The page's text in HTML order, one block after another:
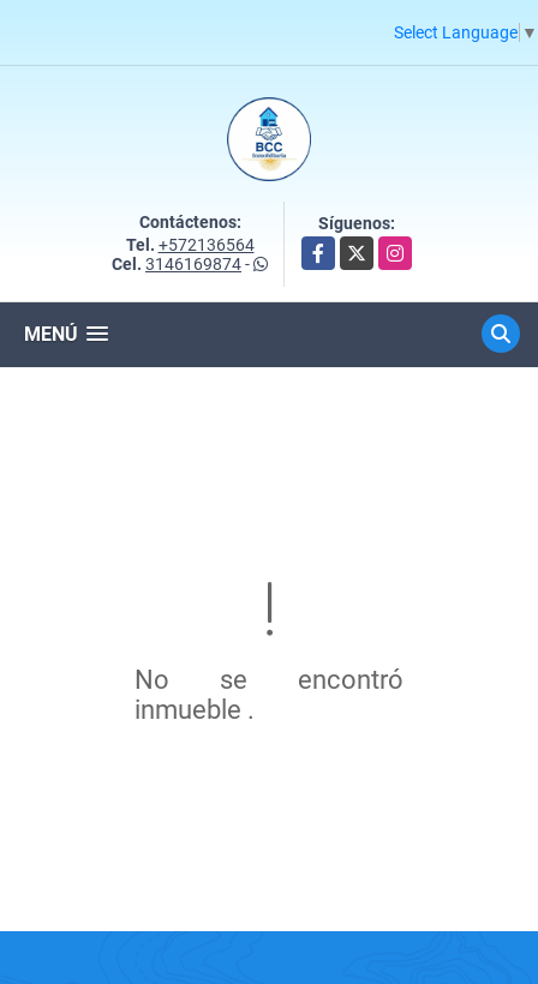
Select Language ▼
Contáctenos:
Tel. +572136564
Cel. 3146169874-
Síguenos:
Facebook
X Instagram
MENÚ
No se encontró
inmueble .